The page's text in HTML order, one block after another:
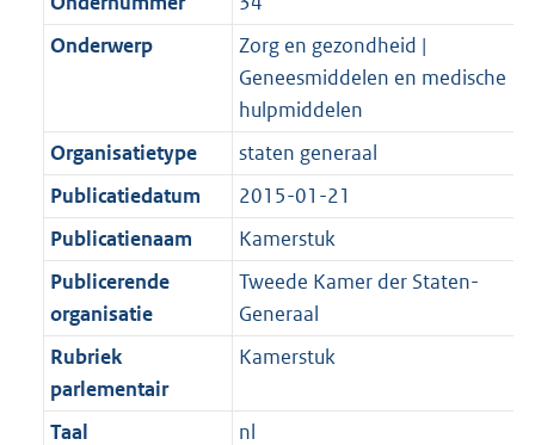
Onderwerp
Zorg en gezondheid |
Geneesmiddelen en medische
hulpmiddelen
Organisatietype
staten generaal
Publicatiedatum
2015-01-21
Publicatienaam
Kamerstuk
Publicerende
organisatie
Tweede Kamer der Staten-
Generaal
Rubriek
parlementair
Kamerstuk
Taal
nl